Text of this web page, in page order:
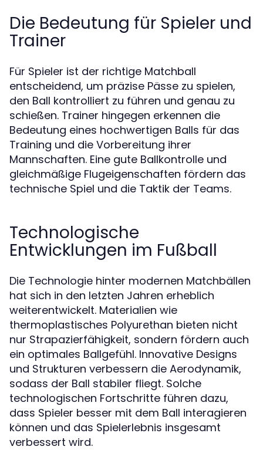
Die Bedeutung für Spieler und
Trainer
Für Spieler ist der richtige Matchball
entscheidend, um präzise Pässe zu spielen,
den Ball kontrolliert zu führen und genau zu
schießen. Trainer hingegen erkennen die
Bedeutung eines hochwertigen Balls für das
Training und die Vorbereitung ihrer
Mannschaften. Eine gute Ballkontrolle und
gleichmäßige Flugeigenschaften fördern das
technische Spiel und die Taktik der Teams.
Technologische
Entwicklungen im Fußball
Die Technologie hinter modernen Matchbällen
hat sich in den letzten Jahren erheblich
weiterentwickelt. Materialien wie
thermoplastisches Polyurethan bieten nicht
nur Strapazierfähigkeit, sondern fördern auch
ein optimales Ballgefühl. Innovative Designs
und Strukturen verbessern die Aerodynamik,
sodass der Ball stabiler fliegt. Solche
technologischen Fortschritte führen dazu,
dass Spieler besser mit dem Ball interagieren
können und das Spielerlebnis insgesamt
verbessert wird.